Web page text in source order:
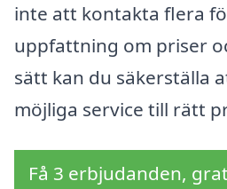
inte att kontakta flera
uppfattning om priser
sätt kan du säkerställa
möjliga service till rätt
Få 3 erbjudanden,